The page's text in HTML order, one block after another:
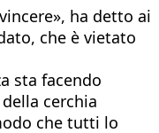
ha detto ai
che è vietato
sta facendo
cerchia
che tutti lo